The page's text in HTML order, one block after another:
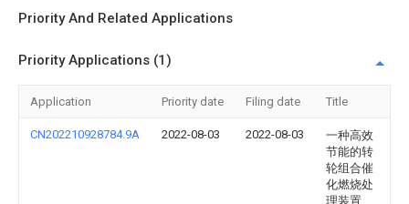
Priority And Related Applications
Priority Applications (1)
Application Priority date Filing date Title
CN202210928784.9A 2022-08-03 2022-08-03
一种高效
节能的转
轮组合催
化燃烧处
理装置